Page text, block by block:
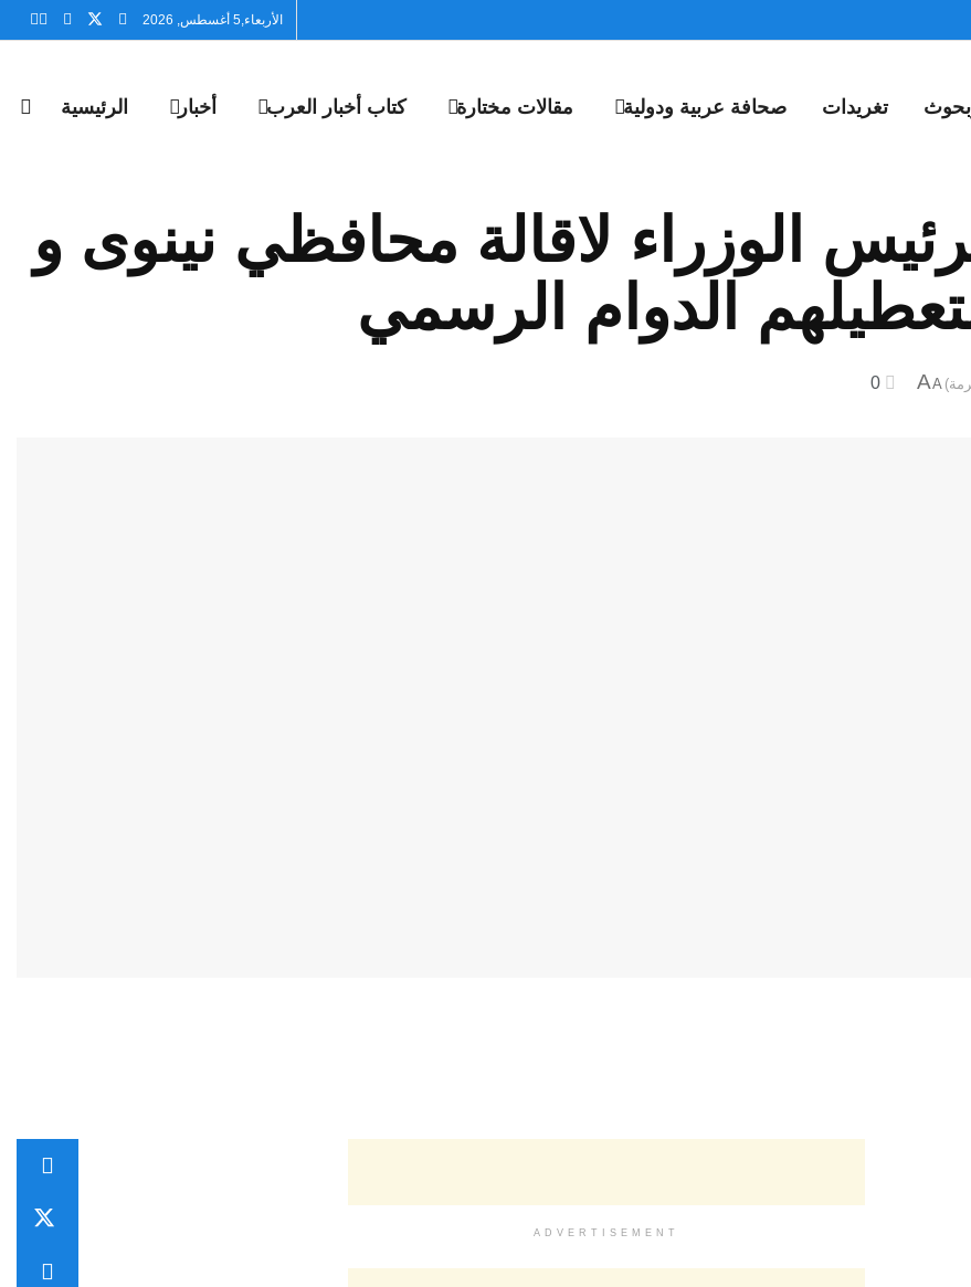
الأربعاء,5 أغسطس, 2026
الرئيسية أخبار كتاب أخبار العرب مقالات مختارة صحافة عربية ودولية تغريدات
الوزراء لاقالة محافظي نينوى و
لتعطيلهم الدوام الرسمي
A
A
ADVERTISEMENT